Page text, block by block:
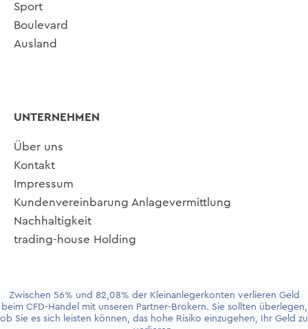
Zwischen 56% und 82,08% der Kleinanlegerkonten verlieren Geld
beim CFD-Handel mit unseren Partner-Brokern. Sie sollten überlegen,
ob Sie es sich leisten können, das hohe Risiko einzugehen, Ihr Geld zu
Sport
Boulevard
Ausland
UNTERNEHMEN
Über uns
Kontakt
Impressum
Kundenvereinbarung Anlagevermittlung
Nachhaltigkeit
trading-house Holding